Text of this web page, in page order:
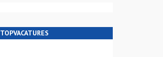
TOPVACATURES